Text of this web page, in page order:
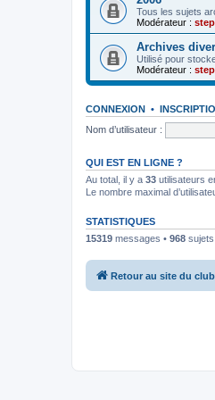
Tous les sujets
Modérateur :
Archives
Utilisé pour
Modérateur :
CONNEXION •
Nom d’utilisateur :
QUI EST EN LIGNE ?
Au total, il y a 33 utilisateurs
Le nombre maximal
STATISTIQUES
15319 messages • 968 sujets
Retour au site du club